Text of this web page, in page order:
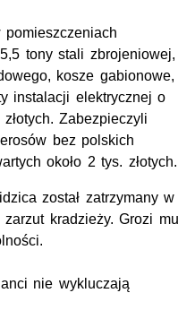
tony stali zbrojeniowej,
kosze gabionowe,
instalacji elektrycznej o
Zabezpieczyli
bez polskich
około 2 tys. złotych.
został zatrzymany w
zarzut kradzieży. Grozi mu
nie wykluczają